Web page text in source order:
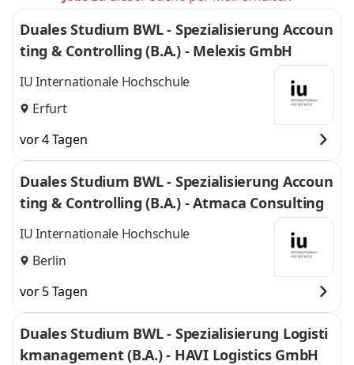
Duales Studium BWL - Spezialisierung Accoun
ting & Controlling (B.A.) - Melexis GmbH
IU Internationale Hochschule
Erfurt
vor 4 Tagen
Duales Studium BWL - Spezialisierung Accoun
ting & Controlling (B.A.) - Atmaca Consulting
IU Internationale Hochschule
Berlin
vor 5 Tagen
Duales Studium BWL - Spezialisierung Logisti
kmanagement (B.A.) - HAVI Logistics GmbH